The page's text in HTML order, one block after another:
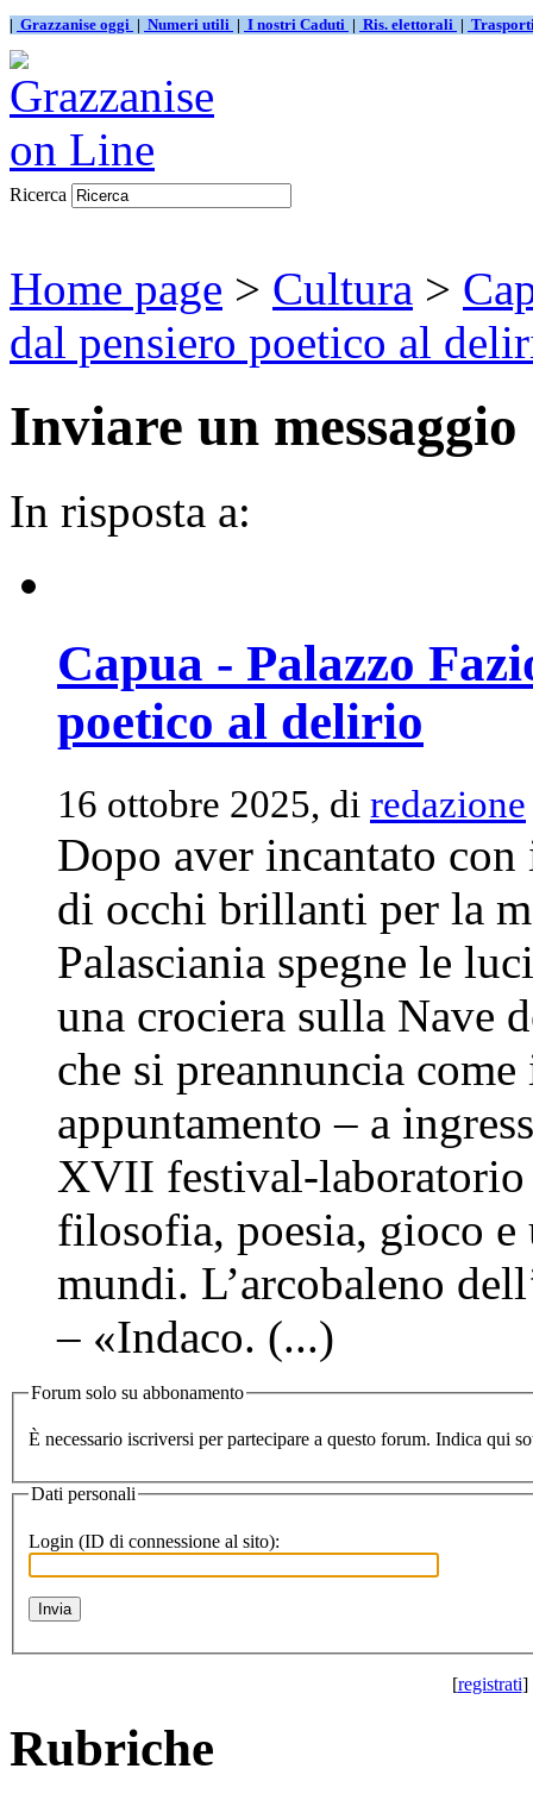
| Grazzanise oggi | Numeri utili | I nostri Caduti | Ris. elettorali |
Ricerca
Home page > Cultura >
dal pensiero poetico al
Inviare un messaggio
In risposta a:
Capua - Palazzo
poetico al delirio
16 ottobre 2025, di redazione
Dopo aver incantato
di occhi brillanti per la
Palasciania spegne le
una crociera sulla Nave
che si preannuncia
appuntamento – a
XVII festival-laboratorio
filosofia, poesia, gioco e
mundi. L’arcobaleno
– «Indaco. (...)
Forum solo su abbonamento
Dati personali
Login (ID di connessione al sito):
[registrati]
Rubriche